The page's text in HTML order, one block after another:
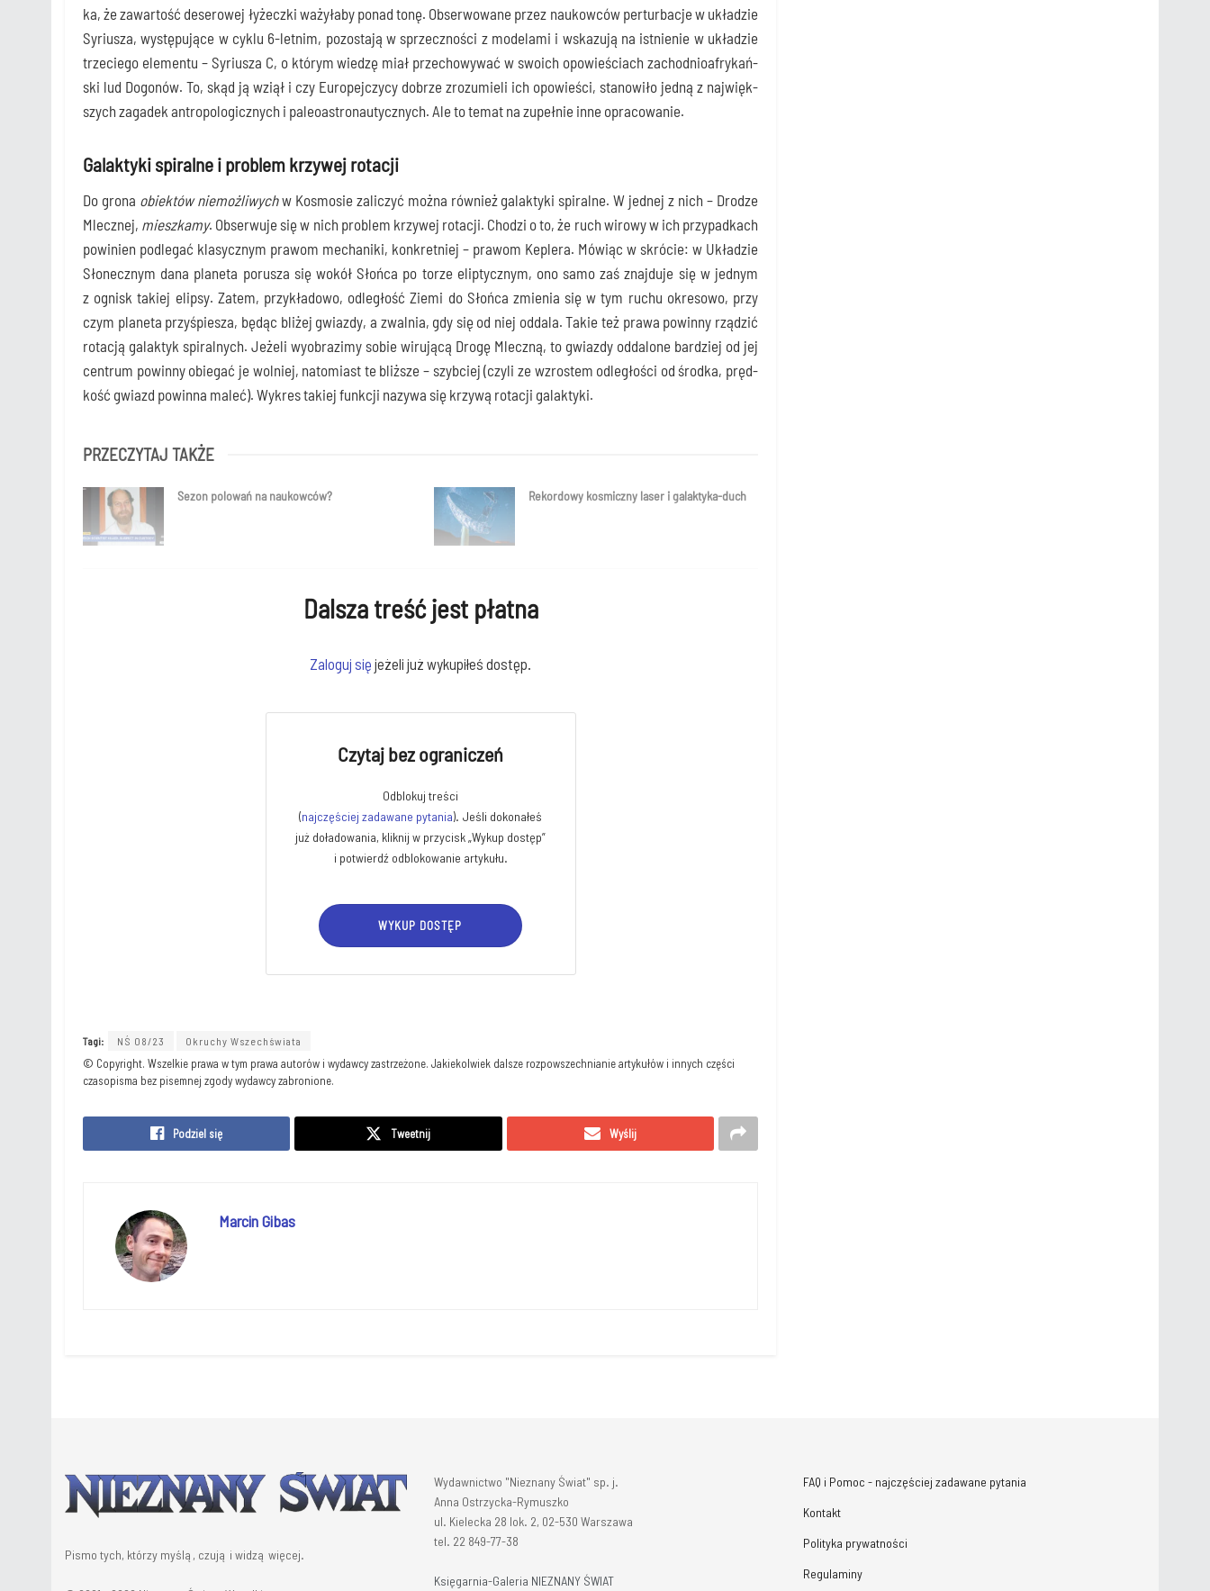
ka, że zawar­tość dese­ro­wej łyżecz­ki waży­ła­by ponad tonę. Obser­wo­wa­ne przez naukow­ców per­tur­ba­cje w ukła­dzie
Syriu­sza, wystę­pu­ją­ce w cyklu 6‑letnim, pozo­sta­ją w sprzecz­no­ści z mode­la­mi i wska­zu­ją na ist­nie­nie w ukła­dzie
trze­cie­go ele­men­tu – Syriu­sza C, o któ­rym wie­dzę miał prze­cho­wy­wać w swo­ich opo­wie­ściach zachod­nio­afry­kań­
ski lud Dogo­nów. To, skąd ją wziął i czy Euro­pej­czy­cy dobrze zro­zu­mie­li ich opo­wie­ści, sta­no­wi­ło jed­ną z naj­więk­
szych zaga­dek antro­po­lo­gicz­nych i pale­oastro­nau­tycz­nych. Ale to temat na zupeł­nie inne opracowanie.
Galaktyki spiralne i problem krzywej rotacji
Do gro­na obiek­tów nie­moż­li­wychw Kosmo­sie zali­czyć moż­na rów­nież galak­ty­ki spi­ral­ne. W jed­nej z nich – Dro­dze
Mlecz­nej, miesz­ka­my. Obser­wu­je się w nich pro­blem krzy­wej rota­cji. Cho­dzi o to, że ruch wiro­wy w ich przy­pad­kach
powi­nien pod­le­gać kla­sycz­nym pra­wom mecha­ni­ki, kon­kret­niej – pra­wom Keple­ra. Mówiąc w skró­cie: w Ukła­dzie
Sło­necz­nym dana pla­ne­ta poru­sza się wokół Słoń­ca po torze elip­tycz­nym, ono samo zaś znaj­du­je się w jed­nym
z ognisk takiej elip­sy. Zatem, przy­kła­do­wo, odle­głość Zie­mi do Słoń­ca zmie­nia się w tym ruchu okre­so­wo, przy
czym pla­ne­ta przy­śpie­sza, będąc bli­żej gwiaz­dy, a zwal­nia, gdy się od niej odda­la. Takie też pra­wa powin­ny rzą­dzić
rota­cją galak­tyk spi­ral­nych. Jeże­li wyobra­zi­my sobie wiru­ją­cą Dro­gę Mlecz­ną, to gwiaz­dy odda­lo­ne bar­dziej od jej
cen­trum powin­ny obie­gać je wol­niej, nato­miast te bliż­sze – szyb­ciej (czy­li ze wzro­stem odle­gło­ści od środ­ka, pręd­
kość gwiazd powin­na maleć). Wykres takiej funk­cji nazy­wa się krzy­wą rota­cji galaktyki.
PRZECZYTAJ TAKŻE
Sezon polowań na naukowców? Rekordowy kosmiczny laser i galaktyka-duch
Dalsza treść jest płatna
Zalo­guj się jeże­li już wyku­pi­łeś dostęp.
Czytaj bez ograniczeń
Odblo­kuj treści
(naj­czę­ściej zada­wa­ne pyta­nia). Jeśli doko­na­łeś
już doła­do­wa­nia, klik­nij w przy­cisk „Wykup dostęp”
i potwierdź odblo­ko­wa­nie artykułu.
WYKUP DOSTĘP
Tagi: NŚ 08/23 Okruchy Wszechświata
Podziel się Tweetnij Wyślij
Marcin Gibas
Pismo tych, którzy myślą, czują i widzą więcej.
Wydawnictwo "Nieznany Świat" sp. j.
Anna Ostrzycka-Rymuszko
ul. Kielecka 28 lok. 2, 02-530 Warszawa
tel. 22 849-77-38
Księgarnia-Galeria NIEZNANY ŚWIAT
FAQ i Pomoc - najczęściej zadawane pytania
Kontakt
Polityka prywatności
Regulaminy